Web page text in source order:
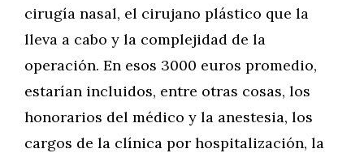
cirugía nasal, el cirujano plástico que la
lleva a cabo y la complejidad de la
operación. En esos 3000 euros promedio,
estarían incluidos, entre otras cosas, los
honorarios del médico y la anestesia, los
cargos de la clínica por hospitalización, la